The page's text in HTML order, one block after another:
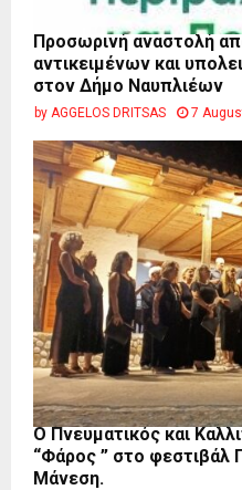
Προσωρινή αναστολή
αντικειμένων και
στον Δήμο Ναυπλιέων
by AGGELOS DRITSAS 7
Ο Πνευματικός και
“Φάρος ” στο φεστιβάλ
Μάνεση.